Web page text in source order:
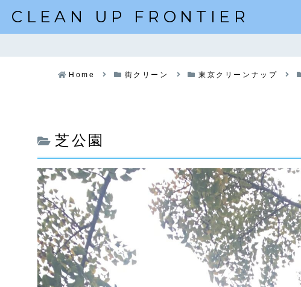
CLEAN UP FRONTIER
Home 街クリーン 東京クリーンナップ
芝公園